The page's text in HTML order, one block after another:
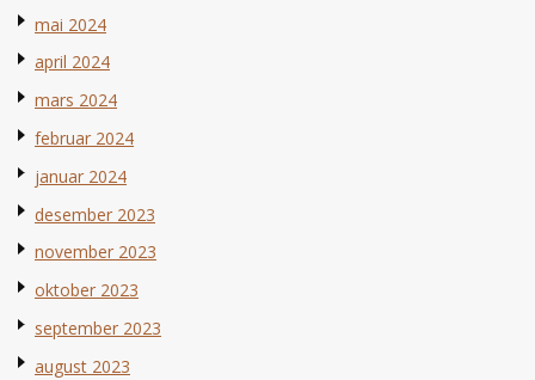
mai 2024
april 2024
mars 2024
februar 2024
januar 2024
desember 2023
november 2023
oktober 2023
september 2023
august 2023